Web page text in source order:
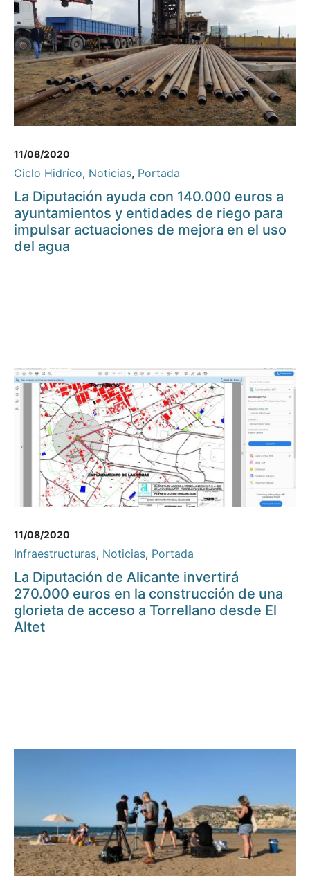
11/08/2020
Ciclo Hidríco, Noticias, Portada
La Diputación ayuda con 140.000 euros a
ayuntamientos y entidades de riego para
impulsar actuaciones de mejora en el uso
del agua
11/08/2020
Infraestructuras, Noticias, Portada
La Diputación de Alicante invertirá
270.000 euros en la construcción de una
glorieta de acceso a Torrellano desde El
Altet